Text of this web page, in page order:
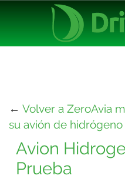
← Volver a ZeroAvia
su avión de hidrógeno
Avion
Prueba